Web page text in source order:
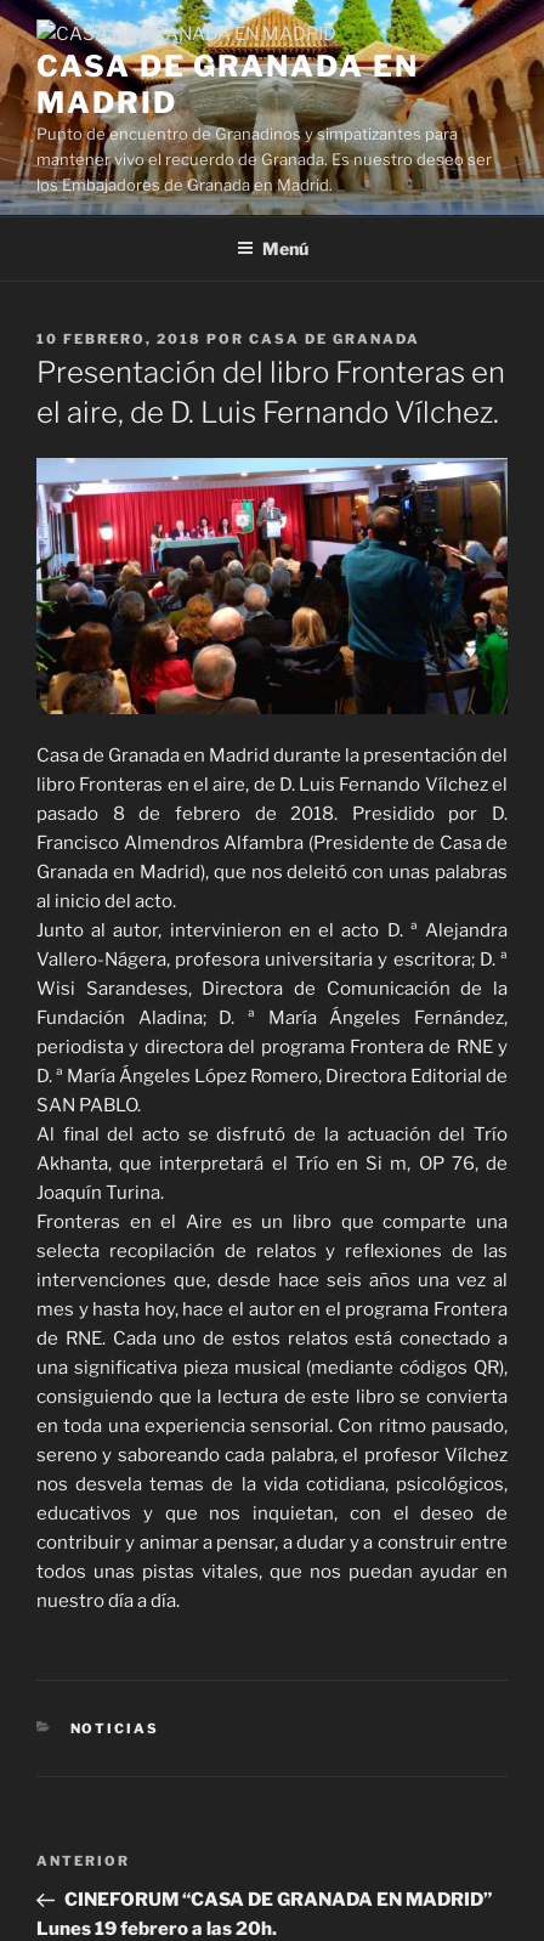
Saltar
al
contenido
CASA DE GRANADA EN
MADRID
Punto de encuentro de Granadinos y simpatizantes para
mantener vivo el recuerdo de Granada. Es nuestro deseo ser
los Embajadores de Granada en Madrid.
Menú
PUBLICADO
EL
10 FEBRERO, 2018 POR CASA DE GRANADA
Presentación del libro Fronteras en
el aire, de D. Luis Fernando Vílchez.
Casa de Granada en Madrid durante la presentación del
libro Fronteras en el aire, de D. Luis Fernando Vílchez el
pasado 8 de febrero de 2018. Presidido por D.
Francisco Almendros Alfambra (Presidente de Casa de
Granada en Madrid), que nos deleitó con unas palabras
al inicio del acto.
Junto al autor, intervinieron en el acto D. ª Alejandra
Vallero-Nágera, profesora universitaria y escritora; D. ª
Wisi Sarandeses, Directora de Comunicación de la
Fundación Aladina; D. ª María Ángeles Fernández,
periodista y directora del programa Frontera de RNE y
D. ª María Ángeles López Romero, Directora Editorial de
SAN PABLO.
Al final del acto se disfrutó de la actuación del Trío
Akhanta, que interpretará el Trío en Si m, OP 76, de
Joaquín Turina.
Fronteras en el Aire es un libro que comparte una
selecta recopilación de relatos y reflexiones de las
intervenciones que, desde hace seis años una vez al
mes y hasta hoy, hace el autor en el programa Frontera
de RNE. Cada uno de estos relatos está conectado a
una significativa pieza musical (mediante códigos QR),
consiguiendo que la lectura de este libro se convierta
en toda una experiencia sensorial. Con ritmo pausado,
sereno y saboreando cada palabra, el profesor Vílchez
nos desvela temas de la vida cotidiana, psicológicos,
educativos y que nos inquietan, con el deseo de
contribuir y animar a pensar, a dudar y a construir entre
todos unas pistas vitales, que nos puedan ayudar en
nuestro día a día.
CATEGORÍAS
NOTICIAS
Navegación
entradas
Entrada
anterior:
ANTERIOR
CINEFORUM “CASA DE GRANADA EN MADRID”
Lunes 19 febrero a las 20h.